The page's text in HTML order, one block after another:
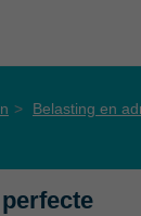
Belasting en